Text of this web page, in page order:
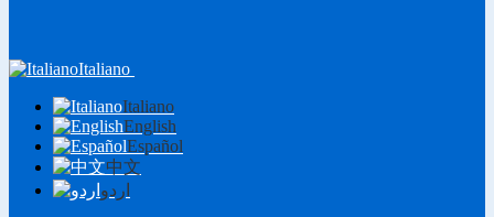
Italiano
Italiano
English
Español
中文
اردو